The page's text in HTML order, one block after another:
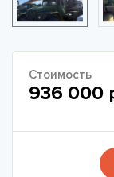
Стоимость
936 000